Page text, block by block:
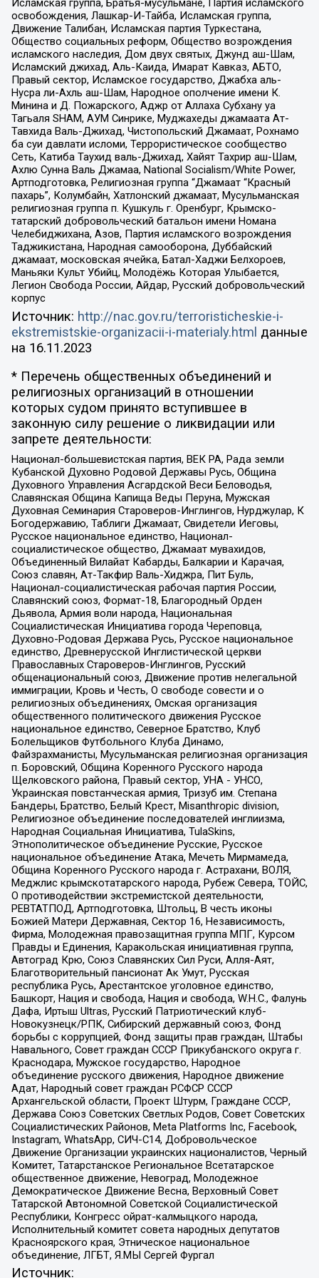
Исламская группа, Братья-мусульмане, Партия исламского
освобождения, Лашкар-И-Тайба, Исламская группа,
Движение Талибан, Исламская партия Туркестана,
Общество социальных реформ, Общество возрождения
исламского наследия, Дом двух святых, Джунд аш-Шам,
Исламский джихад, Аль-Каида, Имарат Кавказ, АБТО,
Правый сектор, Исламское государство, Джабха аль-
Нусра ли-Ахль аш-Шам, Народное ополчение имени К.
Минина и Д. Пожарского, Аджр от Аллаха Субхану уа
Тагьаля SHAM, АУМ Синрике, Муджахеды джамаата Ат-
Тавхида Валь-Джихад, Чистопольский Джамаат, Рохнамо
ба суи давлати исломи, Террористическое сообщество
Сеть, Катиба Таухид валь-Джихад, Хайят Тахрир аш-Шам,
Ахлю Сунна Валь Джамаа, National Socialism/White Power,
Артподготовка, Религиозная группа “Джамаат “Красный
пахарь”, Колумбайн, Хатлонский джамаат, Мусульманская
религиозная группа п. Кушкуль г. Оренбург, Крымско-
татарский добровольческий батальон имени Номана
Челебиджихана, Азов, Партия исламского возрождения
Таджикистана, Народная самооборона, Дуббайский
джамаат, московская ячейка, Батал-Хаджи Белхороев,
Маньяки Культ Убийц, Молодёжь Которая Улыбается,
Легион Свобода России, Айдар, Русский добровольческий
корпус
Источник: http://nac.gov.ru/terroristicheskie-i-
ekstremistskie-organizacii-i-materialy.html данные
на 16.11.2023
* Перечень общественных объединений и
религиозных организаций в отношении
которых судом принято вступившее в
законную силу решение о ликвидации или
запрете деятельности:
Национал-большевистская партия, ВЕК РА, Рада земли
Кубанской Духовно Родовой Державы Русь, Община
Духовного Управления Асгардской Веси Беловодья,
Славянская Община Капища Веды Перуна, Мужская
Духовная Семинария Староверов-Инглингов, Нурджулар, К
Богодержавию, Таблиги Джамаат, Свидетели Иеговы,
Русское национальное единство, Национал-
социалистическое общество, Джамаат мувахидов,
Объединенный Вилайат Кабарды, Балкарии и Карачая,
Союз славян, Ат-Такфир Валь-Хиджра, Пит Буль,
Национал-социалистическая рабочая партия России,
Славянский союз, Формат-18, Благородный Орден
Дьявола, Армия воли народа, Национальная
Социалистическая Инициатива города Череповца,
Духовно-Родовая Держава Русь, Русское национальное
единство, Древнерусской Инглистической церкви
Православных Староверов-Инглингов, Русский
общенациональный союз, Движение против нелегальной
иммиграции, Кровь и Честь, О свободе совести и о
религиозных объединениях, Омская организация
общественного политического движения Русское
национальное единство, Северное Братство, Клуб
Болельщиков Футбольного Клуба Динамо,
Файзрахманисты, Мусульманская религиозная организация
п. Боровский, Община Коренного Русского народа
Щелковского района, Правый сектор, УНА - УНСО,
Украинская повстанческая армия, Тризуб им. Степана
Бандеры, Братство, Белый Крест, Misanthropic division,
Религиозное объединение последователей инглиизма,
Народная Социальная Инициатива, TulaSkins,
Этнополитическое объединение Русские, Русское
национальное объединение Атака, Мечеть Мирмамеда,
Община Коренного Русского народа г. Астрахани, ВОЛЯ,
Меджлис крымскотатарского народа, Рубеж Севера, ТОЙС,
О противодействии экстремистской деятельности,
РЕВТАТПОД, Артподготовка, Штольц, В честь иконы
Божией Матери Державная, Сектор 16, Независимость,
Фирма, Молодежная правозащитная группа МПГ, Курсом
Правды и Единения, Каракольская инициативная группа,
Автоград Крю, Союз Славянских Сил Руси, Алля-Аят,
Благотворительный пансионат Ак Умут, Русская
республика Русь, Арестантское уголовное единство,
Башкорт, Нация и свобода, Нация и свобода, W.H.С., Фалунь
Дафа, Иртыш Ultras, Русский Патриотический клуб-
Новокузнецк/РПК, Сибирский державный союз, Фонд
борьбы с коррупцией, Фонд защиты прав граждан, Штабы
Навального, Совет граждан СССР Прикубанского округа г.
Краснодара, Мужское государство, Народное
объединение русского движения, Народное движение
Адат, Народный совет граждан РСФСР СССР
Архангельской области, Проект Штурм, Граждане СССР,
Держава Союз Советских Светлых Родов, Совет Советских
Социалистических Районов, Meta Platforms Inc, Facebook,
Instagram, WhatsApp, СИЧ-С14, Добровольческое
Движение Организации украинских националистов, Черный
Комитет, Татарстанское Региональное Всетатарское
общественное движение, Невоград, Молодежное
Демократическое Движение Весна, Верховный Совет
Татарской Автономной Советской Социалистической
Республики, Конгресс ойрат-калмыцкого народа,
Исполнительный комитет совета народных депутатов
Красноярского края, Этническое национальное
объединение, ЛГБТ, Я.МЫ Сергей Фургал
Источник: